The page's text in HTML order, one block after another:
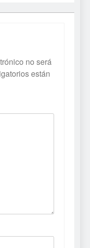
no será
están